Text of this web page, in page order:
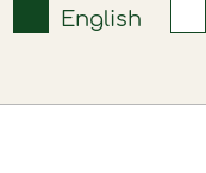
English